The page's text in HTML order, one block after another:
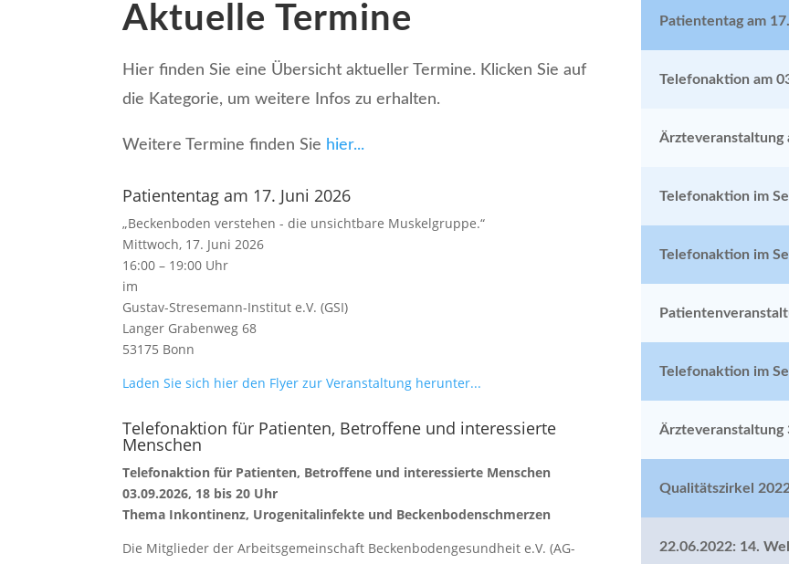
Aktuelle Termine
Hier finden Sie eine Übersicht aktueller Termine. Klicken Sie auf
die Kategorie, um weitere Infos zu erhalten.
Weitere Termine finden Sie hier...
Patiententag am 17. Juni 2026
„Beckenboden verstehen - die unsichtbare Muskelgruppe.“
Mittwoch, 17. Juni 2026
16:00 – 19:00 Uhr
im
Gustav-Stresemann-Institut e.V. (GSI)
Langer Grabenweg 68
53175 Bonn
Laden Sie sich hier den Flyer zur Veranstaltung herunter...
Telefonaktion für Patienten, Betroffene und interessierte
Menschen
Telefonaktion für Patienten, Betroffene und interessierte Menschen
03.09.2026, 18 bis 20 Uhr
Thema Inkontinenz, Urogenitalinfekte und Beckenbodenschmerzen
Die Mitglieder der Arbeitsgemeinschaft Beckenbodengesundheit e.V. (AG-
Patiententag am
Telefonaktion am
Ärzteveranstaltung
Telefonaktion im
Telefonaktion im
Telefonaktion im
Ärzteveranstaltung
Qualitätszirkel
22.06.2022: 14.